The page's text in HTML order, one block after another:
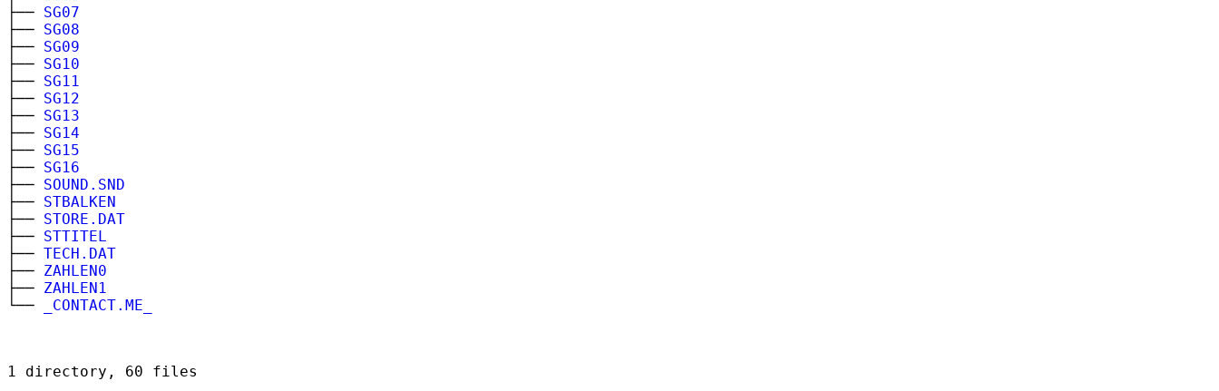
├── SG07
├── SG08
├── SG09
├── SG10
├── SG11
├── SG12
├── SG13
├── SG14
├── SG15
├── SG16
├── SOUND.SND
├── STBALKEN
├── STORE.DAT
├── STTITEL
├── TECH.DAT
├── ZAHLEN0
├── ZAHLEN1
└──
_CONTACT.ME_
1 directory, 60 files